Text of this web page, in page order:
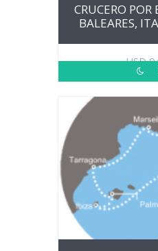
CRUCERO POR
BALEARES,
USD